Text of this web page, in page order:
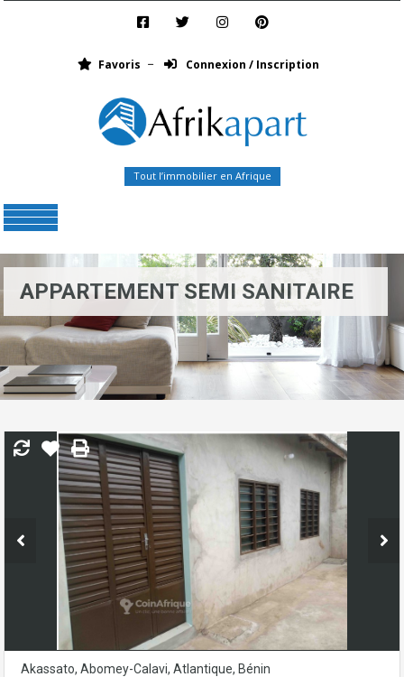
Favoris Connexion / Inscription
Tout l’immobilier en Afrique
APPARTEMENT SEMI SANITAIRE
Akassato, Abomey-Calavi, Atlantique, Bénin